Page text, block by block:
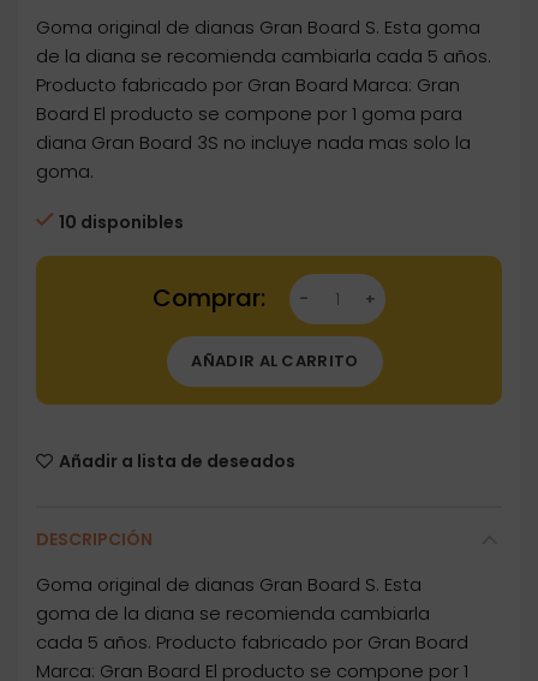
Goma original de dianas Gran Board S. Esta goma
de la diana se recomienda cambiarla cada 5 años.
Producto fabricado por Gran Board Marca: Gran
Board El producto se compone por 1 goma para
diana Gran Board 3S no incluye nada mas solo la
goma.
10 disponibles
Dartstore Goma Diana Gran Board 3S
AÑADIR AL CARRITO
Añadir a lista de deseados
DESCRIPCIÓN
Goma original de dianas Gran Board S. Esta
goma de la diana se recomienda cambiarla
cada 5 años. Producto fabricado por Gran Board
Marca: Gran Board El producto se compone por 1